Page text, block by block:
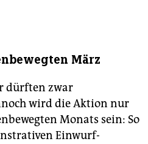
März
dürften zwar
wird die Aktion nur
Monats sein: So
Einwurf-